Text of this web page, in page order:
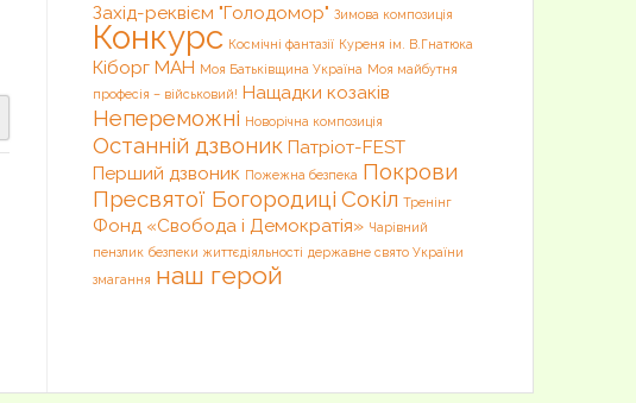
Захід-реквієм "Голодомор" Зимова композиція
Конкурс Космічні фантазії Куреня ім. В.Гнатюка
Кіборг МАН Моя Батьківщина Україна Моя майбутня
професія – військовий! Нащадки козаків
Непереможні Новорічна композиція
Останній дзвоник Патріот-FEST
Перший дзвоник Пожежна безпека Покрови
Пресвятої Богородиці Сокіл Тренінг
Фонд «Свобода і Демократія» Чарівний
пензлик безпеки життєдіяльності державне свято України
змагання наш герой